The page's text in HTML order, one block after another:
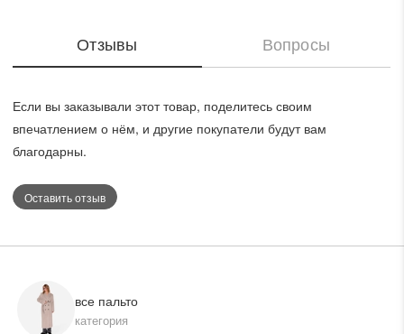
Отзывы Вопросы
Если вы заказывали этот товар, поделитесь своим
впечатлением о нём, и другие покупатели будут вам
благодарны.
Оставить отзыв
все пальто
категория